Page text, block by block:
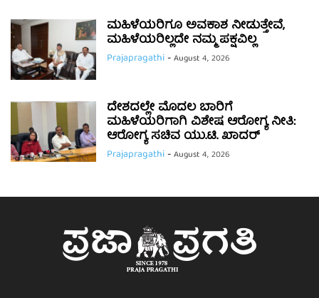
ಮಹಿಳೆಯರಿಗೂ ಅವಕಾಶ ನೀಡುತ್ತೇವೆ,
ಮಹಿಳೆಯರಿಲ್ಲದೇ ನಮ್ಮ ಪಕ್ಷವಿಲ್ಲ
Prajapragathi-August 4, 2026
ದೇಶದಲ್ಲೇ ಮೊದಲ ಬಾರಿಗೆ
ಮಹಿಳೆಯರಿಗಾಗಿ ವಿಶೇಷ ಆರೋಗ್ಯ ನೀತಿ:
ಆರೋಗ್ಯ ಸಚಿವ ಯು.ಟಿ. ಖಾದರ್
Prajapragathi-August 4, 2026